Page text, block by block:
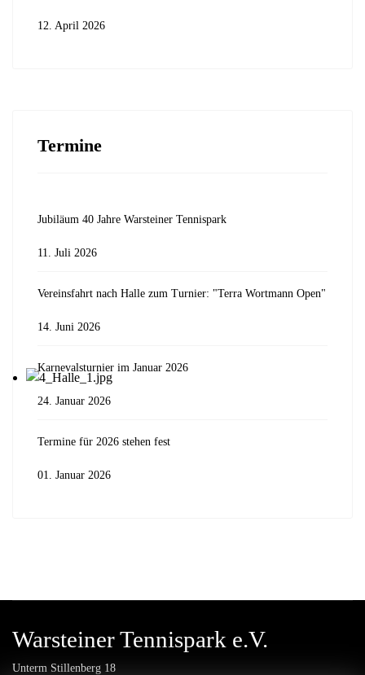
12. April 2026
Termine
Jubiläum 40 Jahre Warsteiner Tennispark
11. Juli 2026
Vereinsfahrt nach Halle zum Turnier: "Terra Wortmann Open"
14. Juni 2026
Karnevalsturnier im Januar 2026
24. Januar 2026
Termine für 2026 stehen fest
01. Januar 2026
Warsteiner Tennispark e.V.
Unterm Stillenberg 18